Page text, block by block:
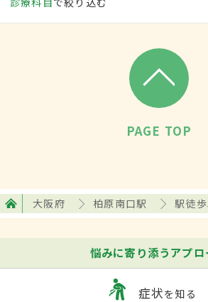
PAGE TOP
大阪府 柏原南口駅 駅徒
悩みに寄り添うアプロ
症状を知る